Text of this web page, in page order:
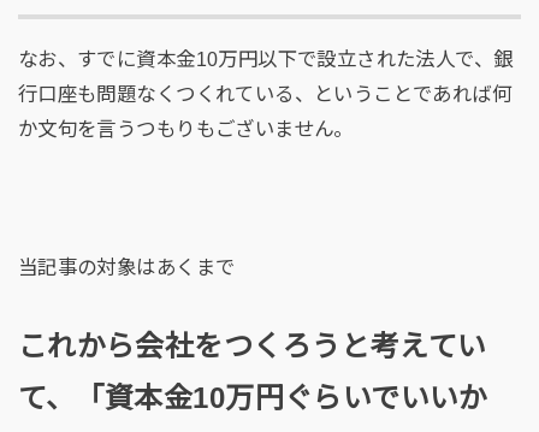
なお、すでに資本金10万円以下で設立された法人で、銀
行口座も問題なくつくれている、ということであれば何
か文句を言うつもりもございません。
当記事の対象はあくまで
これから会社をつくろうと考えてい
て、「資本金10万円ぐらいでいいか